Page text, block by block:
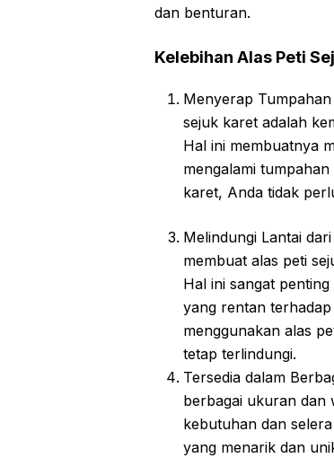
dan benturan.
Kelebihan Alas Peti
Menyerap
sejuk karet adalah
Hal ini membuatnya
mengalami
karet, Anda tidak
Melindungi Lantai
membuat alas peti
Hal ini sangat
yang rentan
menggunakan alas
tetap terlindungi.
Tersedia dalam
berbagai ukuran dan
kebutuhan dan
yang menarik dan